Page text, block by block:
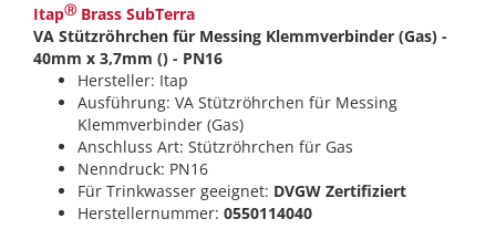
ItapⓇ Brass SubTerra
VA Stützröhrchen für Messing Klemmverbinder (Gas) -
40mm x 3,7mm () - PN16
Hersteller: Itap
Ausführung: VA Stützröhrchen für Messing
Klemmverbinder (Gas)
Anschluss Art: Stützröhrchen für Gas
Nenndruck: PN16
Für Trinkwasser geeignet: DVGW Zertifiziert
Herstellernummer: 0550114040